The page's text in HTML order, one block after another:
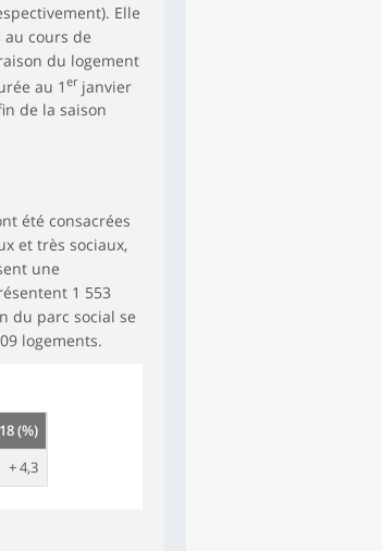
Elle
cours de
du logement
au 1erjanvier
de la saison
été consacrées
et très sociaux,
une
1 553
du parc social se
logements.
(%)
+ 4,3